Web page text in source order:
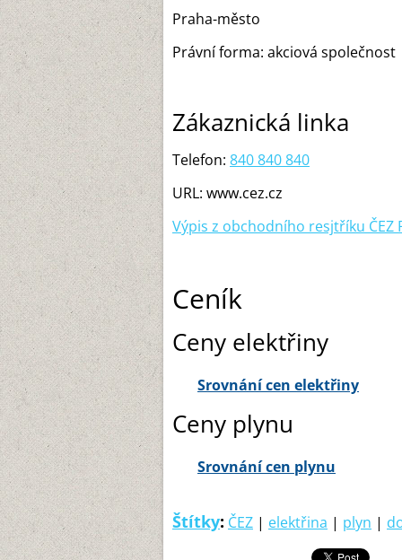
Praha-město
Právní forma: akciová společnost
Zákaznická linka
Telefon: 840 840 840
URL: www.cez.cz
Výpis z obchodního resjtříku ČEZ
Ceník
Ceny elektřiny
Srovnání cen elektřiny
Ceny plynu
Srovnání cen plynu
Štítky: ČEZ | elektřina | plyn |